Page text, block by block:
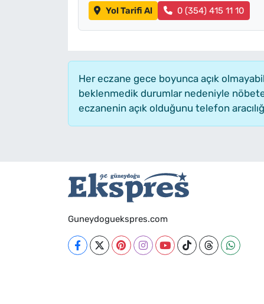
Yol Tarifi Al 0 (354) 415 11 10
Her eczane gece boyunca açık
beklenmedik durumlar nedeniyle
eczanenin açık olduğunu telefon
Guneydoguekspres.com